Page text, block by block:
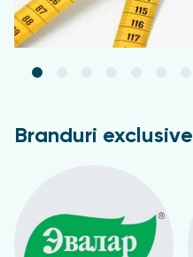
Branduri exclusive